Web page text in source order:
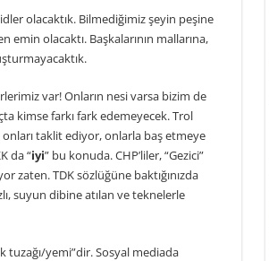
olacaktık. Bilmediğimiz şeyin peşine
olacaktı. Başkalarının mallarına,
var! Onların nesi varsa bizim de
kimse farkı fark edemeyecek. Trol
taklit ediyor, onlarla baş etmeye
da “iyi” bu konuda. CHP’liler, “Gezici”
zaten. TDK sözlüğüne baktığınızda
suyun dibine atılan ve teknelerle
tuzağı/yemi”dir. Sosyal mediada